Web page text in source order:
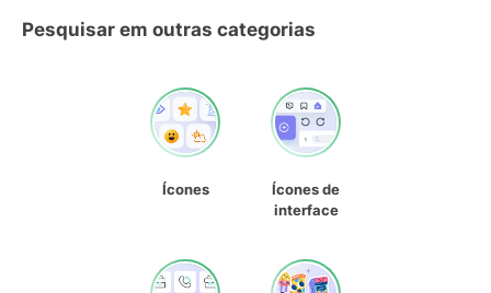
Pesquisar em outras categorias
Ícones
Ícones de
interface